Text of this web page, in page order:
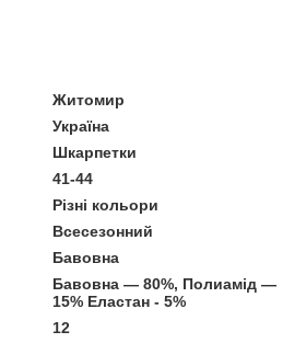
Житомир
Україна
Шкарпетки
41-44
Різні кольори
Всесезонний
Бавовна
Бавовна — 80%, Полиамід —
15% Еластан - 5%
12